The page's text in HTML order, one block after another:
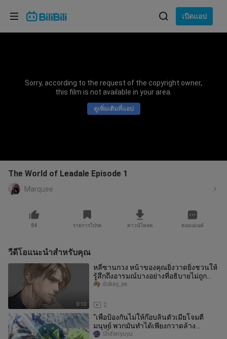
เปิดแอป
Sorry, according to the request of the copyright owner,
this film is not available in your area.
ดูเพิ่มเติมที่แอป
The World of Leadale Episode 1
Marquee
84 รายการโปรด ดาวน์โหลด คอมเมนต์
วีดีโอแนะนำสำหรับคุณ
0:10
หลี่ซานกวง หน้าของคุณยิ่งวาดยิ่งชวนให้
รู้สึกถึงอารมณ์บางอย่างที่อธิบายไม่ถูก…
2
dokey_ee
“เพื่อป้องกันไม่ให้ก๊อบลินตัวเมียโจมตี
มนุษย์ พวกมันทำได้เพียงกวาดล้าง
เท่านั้น…”
Shifenyuyu
เลือกภาษา